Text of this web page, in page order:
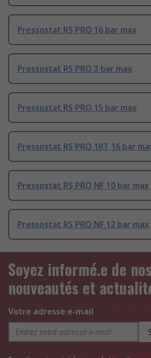
Pressostat RS PRO 16 bar max
Pressostat RS PRO 3 bar max
Pressostat RS PRO 15 bar max
Pressostat RS PRO 1RT 16 bar
Pressostat RS PRO NF 10 bar max
Pressostat RS PRO NF 12 bar max
Soyez informé.e de
nouveautés et
Votre adresse e-mail